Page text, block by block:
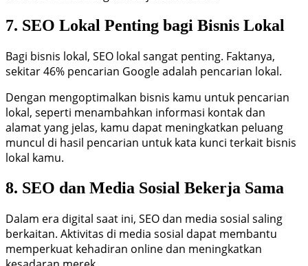
7. SEO Lokal Penting bagi Bisnis Lokal
Bagi bisnis lokal, SEO lokal sangat penting. Faktanya,
sekitar 46% pencarian Google adalah pencarian lokal.
Dengan mengoptimalkan bisnis kamu untuk pencarian
lokal, seperti menambahkan informasi kontak dan
alamat yang jelas, kamu dapat meningkatkan peluang
muncul di hasil pencarian untuk kata kunci terkait bisnis
lokal kamu.
8. SEO dan Media Sosial Bekerja Sama
Dalam era digital saat ini, SEO dan media sosial saling
berkaitan. Aktivitas di media sosial dapat membantu
memperkuat kehadiran online dan meningkatkan